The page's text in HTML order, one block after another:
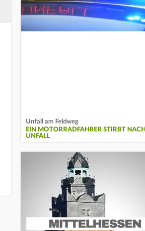
Unfall am Feldweg
EIN MOTORRADFAHRER STIRBT NACH
UNFALL